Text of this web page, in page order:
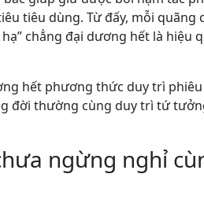
tiêu dùng. Từ đấy, mỗi
chẳng đại dương hết là hiệu
hết phương thức duy trì
đời thường cùng duy trì tứ
ngừng nghỉ